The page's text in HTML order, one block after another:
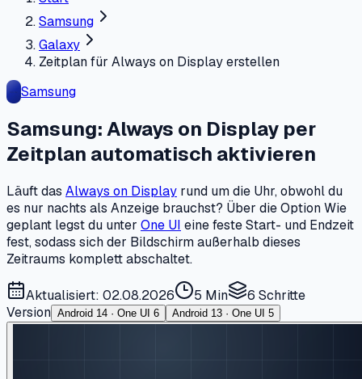
Samsung
Galaxy
Zeitplan für Always on Display erstellen
Samsung
Samsung: Always on Display per
Zeitplan automatisch aktivieren
Läuft das Always on Display rund um die Uhr, obwohl du
es nur nachts als Anzeige brauchst? Über die Option Wie
geplant legst du unter One UI eine feste Start- und Endzeit
fest, sodass sich der Bildschirm außerhalb dieses
Zeitraums komplett abschaltet.
Aktualisiert: 02.08.2026 5 Min 6 Schritte
Version Android 14 · One UI 6 Android 13 · One UI 5